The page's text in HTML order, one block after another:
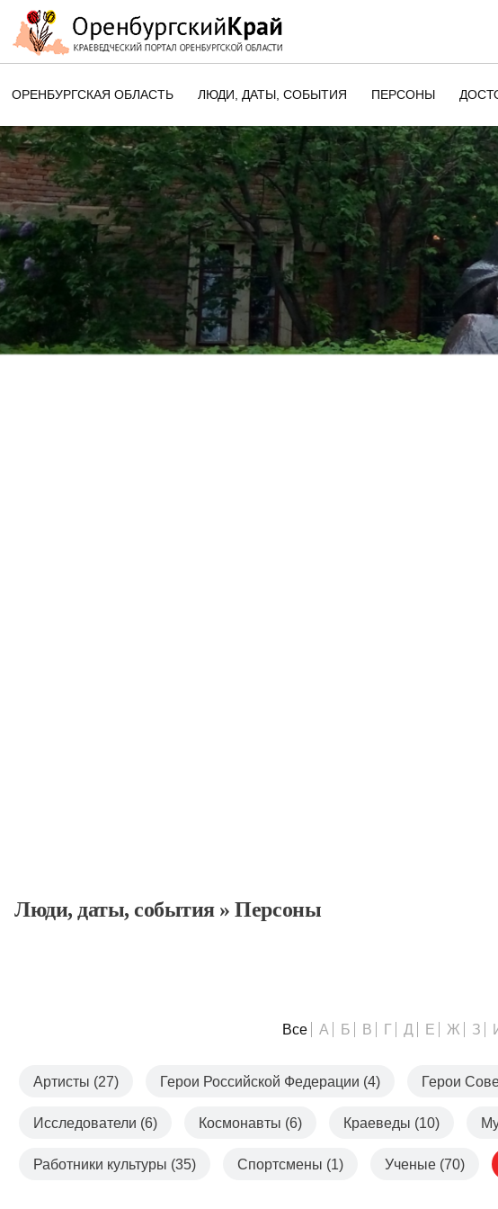
ОРЕНБУРГСКАЯ ОБЛАСТЬ ЛЮДИ, ДАТЫ, CОБЫТИЯ
ЭТОТ ДЕНЬ В ИСТОРИИ
ОРЕНБУРГСКОГО КРАЯ
ПАМЯТНЫЕ ДАТЫ ОРЕНБУРГСКОЙ
ОБЛАСТИ
ПЕРСОНЫ
Люди, даты, cобытия»Персоны
Все
А Б В Г Д Е Ж З
Артисты (27) Герои Российской Федерации (4) Герои
Исследователи (6) Космонавты (6) Краеведы (10)
Работники культуры (35) Спортсмены (1) Ученые (70)